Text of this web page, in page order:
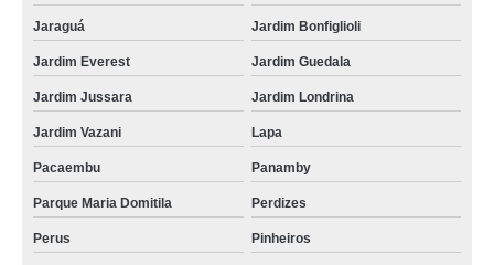
Jaraguá Jardim Bonfiglioli
Jardim Everest Jardim Guedala
Jardim Jussara Jardim Londrina
Jardim Vazani Lapa
Pacaembu Panamby
Parque Maria Domitila Perdizes
Perus Pinheiros